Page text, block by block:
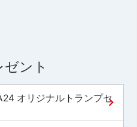
ゼント
オリジナルトランプセ